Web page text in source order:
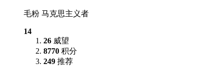
毛粉 马克思主义者
14
26 威望
8770 积分
249 推荐